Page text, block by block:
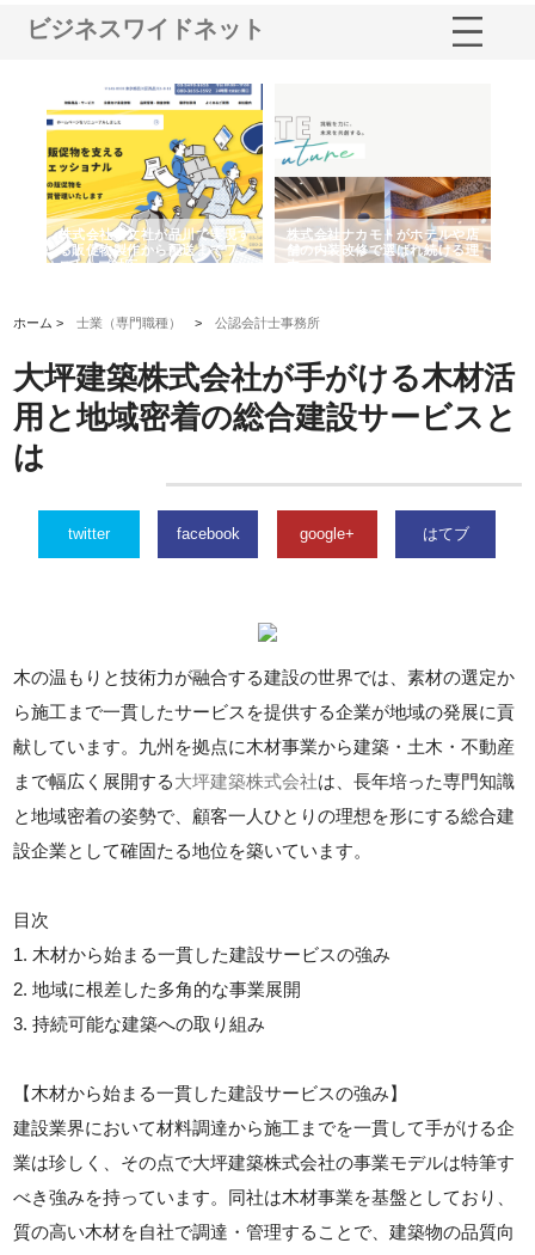
ビジネスワイドネット
株式会社耕文社が品川で実現す
る販促物製作から配送までワン
ストップ対応
株式会社ナカモトがホテルや店
舗の内装改修で選ばれ続ける理
由
ホーム >士業（専門職種） >公認会計士事務所
大坪建築株式会社が手がける木材活
用と地域密着の総合建設サービスと
は
twitter facebook google+ はてブ
木の温もりと技術力が融合する建設の世界では、素材の選定か
ら施工まで一貫したサービスを提供する企業が地域の発展に貢
献しています。九州を拠点に木材事業から建築・土木・不動産
まで幅広く展開する大坪建築株式会社は、長年培った専門知識
と地域密着の姿勢で、顧客一人ひとりの理想を形にする総合建
設企業として確固たる地位を築いています。
目次
1. 木材から始まる一貫した建設サービスの強み
2. 地域に根差した多角的な事業展開
3. 持続可能な建築への取り組み
【木材から始まる一貫した建設サービスの強み】
建設業界において材料調達から施工までを一貫して手がける企
業は珍しく、その点で大坪建築株式会社の事業モデルは特筆す
べき強みを持っています。同社は木材事業を基盤としており、
質の高い木材を自社で調達・管理することで、建築物の品質向